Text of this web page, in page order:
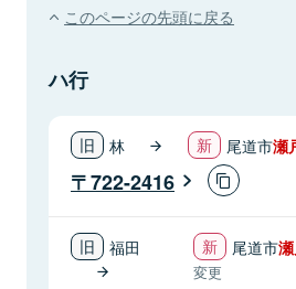
このページの先頭に戻る
ハ行
林 尾道市瀬
722-2416
福田 尾道市
変更